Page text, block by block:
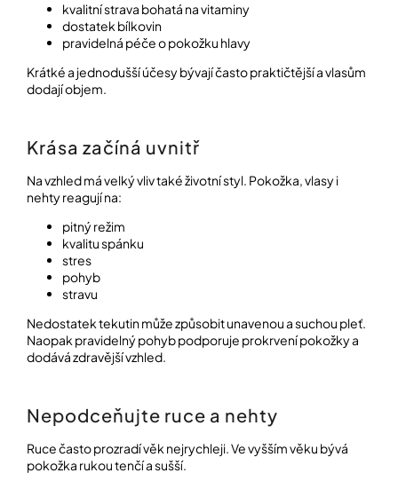
kvalitní strava bohatá na vitaminy
dostatek bílkovin
pravidelná péče o pokožku hlavy
Krátké a jednodušší účesy bývají často praktičtější a vlasům
dodají objem.
Krása začíná uvnitř
Na vzhled má velký vliv také životní styl. Pokožka, vlasy i
nehty reagují na:
pitný režim
kvalitu spánku
stres
pohyb
stravu
Nedostatek tekutin může způsobit unavenou a suchou pleť.
Naopak pravidelný pohyb podporuje prokrvení pokožky a
dodává zdravější vzhled.
Nepodceňujte ruce a nehty
Ruce často prozradí věk nejrychleji. Ve vyšším věku bývá
pokožka rukou tenčí a sušší.